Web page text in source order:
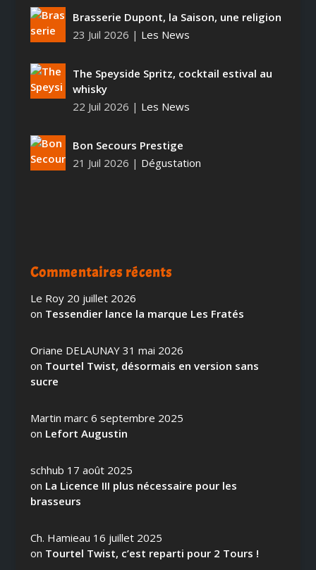
Brasserie Dupont, la Saison, une religion
23 Juil 2026 | Les News
The Speyside Spritz, cocktail estival au
whisky
22 Juil 2026 | Les News
Bon Secours Prestige
21 Juil 2026 | Dégustation
Commentaires récents
Le Roy 20 juillet 2026
on Tessendier lance la marque Les Fratés
Oriane DELAUNAY 31 mai 2026
on Tourtel Twist, désormais en version sans
sucre
Martin marc 6 septembre 2025
on Lefort Augustin
schhub 17 août 2025
on La Licence III plus nécessaire pour les
brasseurs
Ch. Hamieau 16 juillet 2025
on Tourtel Twist, c’est reparti pour 2 Tours !